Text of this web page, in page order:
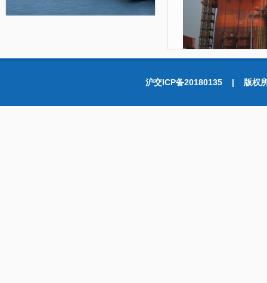
沪交ICP备20180135 | 版权所